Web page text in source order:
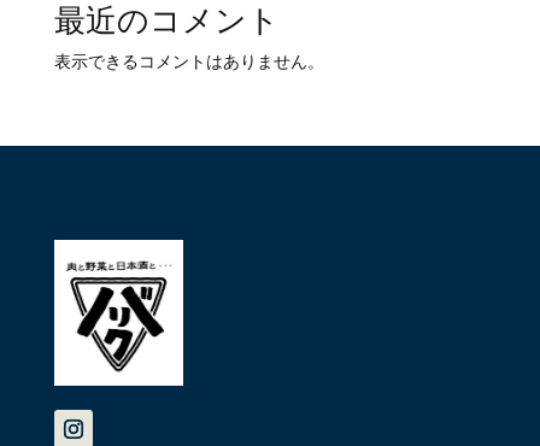
最近のコメント
表示できるコメントはありません。